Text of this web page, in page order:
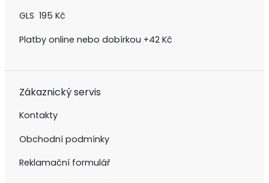
GLS 195 Kč
Platby online nebo dobírkou +42 Kč
Zákaznický servis
Kontakty
Obchodní podmínky
Reklamační formulář